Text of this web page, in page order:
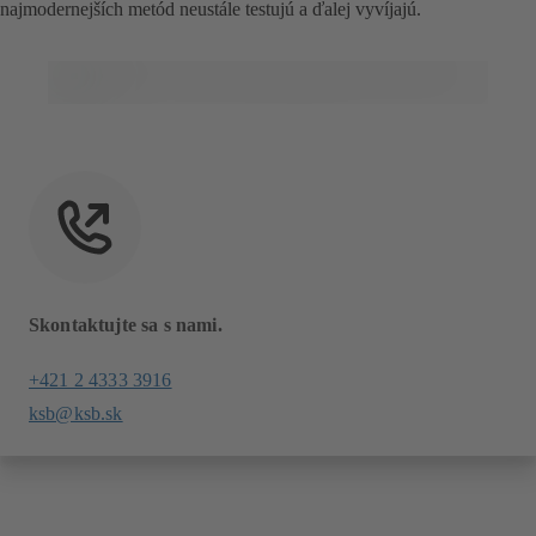
najmodernejších metód neustále testujú a ďalej vyvíjajú.
Skontaktujte sa s nami.
+421 2 4333 3916
ksb@ksb.sk